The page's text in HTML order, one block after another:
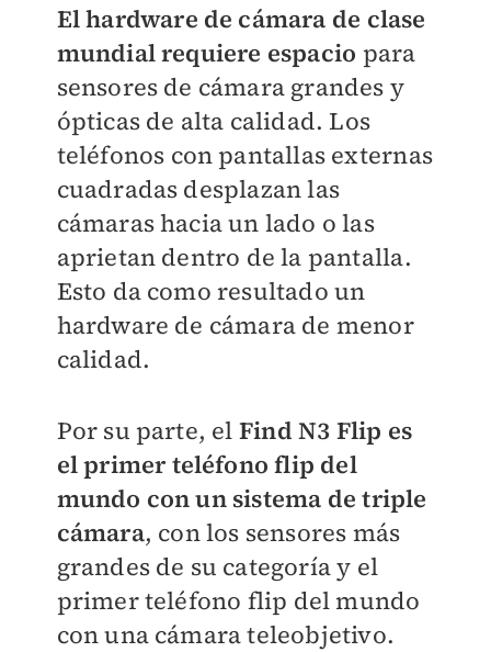
El hardware de cámara de clase
mundial requiere espacio para
sensores de cámara grandes y
ópticas de alta calidad. Los
teléfonos con pantallas externas
cuadradas desplazan las
cámaras hacia un lado o las
aprietan dentro de la pantalla.
Esto da como resultado un
hardware de cámara de menor
calidad.
Por su parte, el Find N3 Flip es
el primer teléfono flip del
mundo con un sistema de triple
cámara, con los sensores más
grandes de su categoría y el
primer teléfono flip del mundo
con una cámara teleobjetivo.